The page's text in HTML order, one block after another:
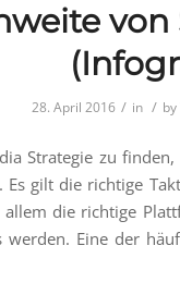
von
28. April 2016 / in / by
Strategie zu
Es gilt die richtige
die richtige
werden. Eine der